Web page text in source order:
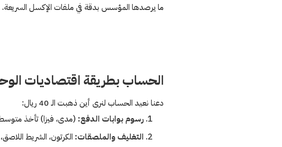
ما يرصدها المؤسس بدقة في ملفات الإكسل السريعة.
الحساب بطريقة اقتصاديات
دعنا نعيد الحساب لنرى أين ذهبت الـ 40 ريال:
رسوم بوابات الدفع: (مدى، فيزا) تأخذ متوسط 2.5%
التغليف والملصقات: الكرتون، الشريط